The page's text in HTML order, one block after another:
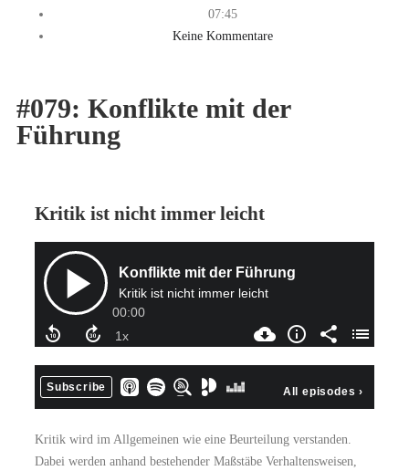
07:45
Keine Kommentare
#079: Konflikte mit der
Führung
Kritik ist nicht immer leicht
Kritik wird im Allgemeinen wie eine Beurteilung verstanden.
Dabei werden anhand bestehender Maßstäbe Verhaltensweisen,